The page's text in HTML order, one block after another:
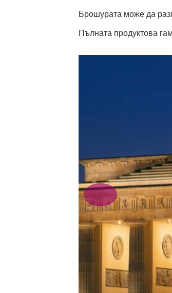
Брошурата може да
Пълната продуктова